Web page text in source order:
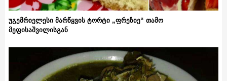
უგემრიელესი მარწყვის ტორტი „ფრეზიე“ თამო
მეფისაშვილისგან